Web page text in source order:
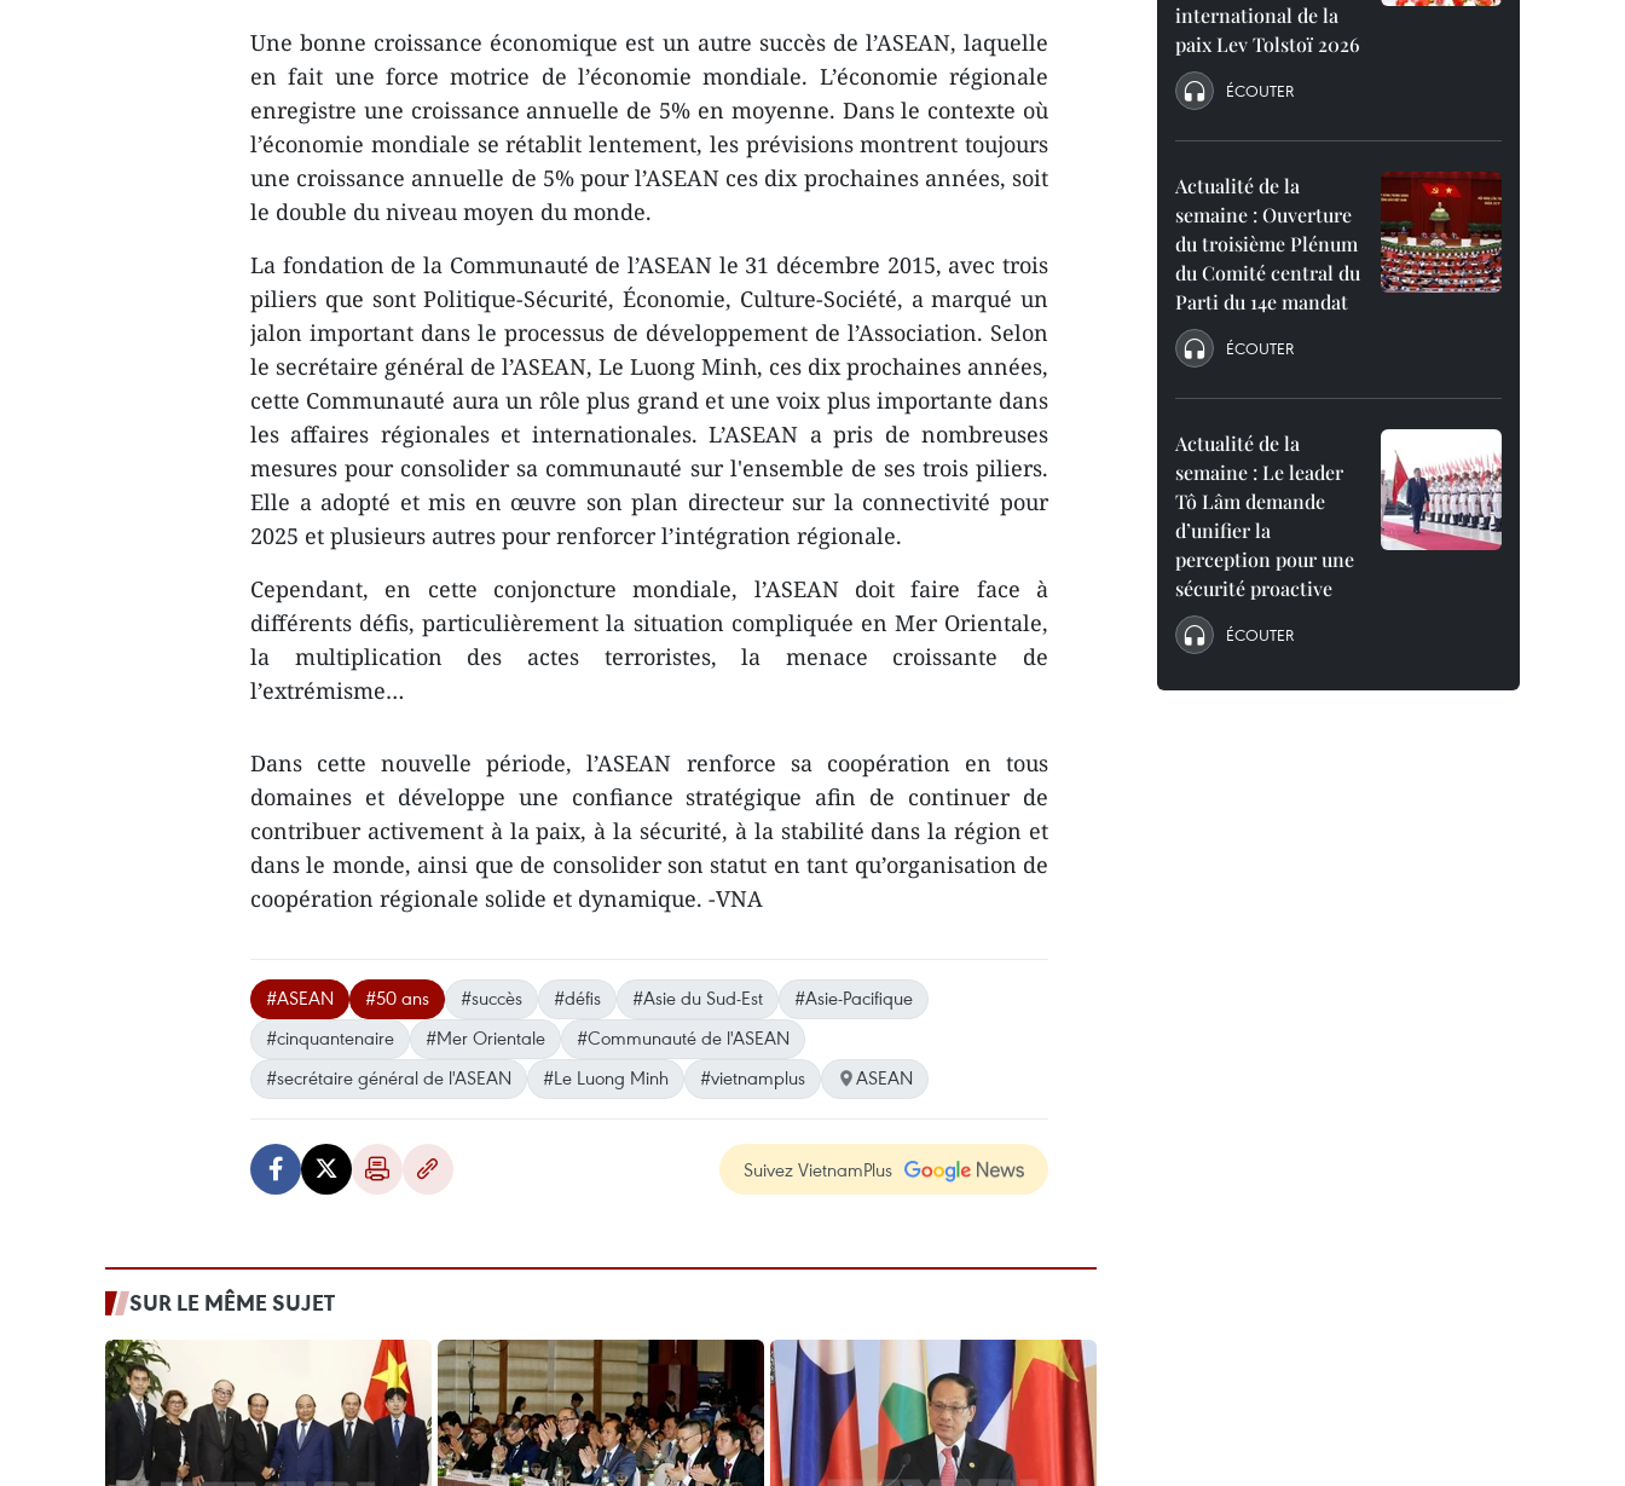
Une bonne croissance économique est un autre succès de l’ASEAN, laquelle
en fait une force motrice de l’économie mondiale. L’économie régionale
enregistre une croissance annuelle de 5% en moyenne. Dans le contexte où
l’économie mondiale se rétablit lentement, les prévisions montrent toujours
une croissance annuelle de 5% pou​r l’ASEAN ​ces dix prochaines années, soit
le double du niveau moyen du monde.
La fondation de la Communauté de l’ASEAN le 31 décembre 2015, avec trois
piliers que sont Politique-Sécurité, Économie, Culture-Société, a marqué un
jalon important dans le processus de développement de l’Association. Selon
le secrétaire général de l’ASEAN, Le Luong Minh, ​ces dix prochaines années,
cette Communauté aura un rôle plus grand et une voix plus importante dans
les affaires régionales et internationales. L’ASEAN a pris de nombreuses
mesures pour consolider sa communauté sur l'ensemble de ses trois piliers.
Elle a adopté et mis en œuvre son plan directeur sur la connectivité pour
2025 et plusieurs autres pour renforcer l’intégration régionale.
Cependant, en cette conjoncture mondiale, l’ASEAN doit faire face à
différents défis, particulièrement la situation compliquée en Mer Orientale,
la multiplication des actes terroristes, la menace croissante de
l’extrémisme…
Dans cette nouvelle période, l’ASEAN renforce sa coopération en tous
domaines et développe une confiance stratégique afin de continuer de
contribuer activement à la paix, à la sécurité, à la stabilité dans la région et
dans le monde, ainsi que de consolider son statut en tant qu’organisation de
coopération régionale solide et dynamique. -VNA
#ASEAN #50 ans #succès #défis #Asie du Sud-Est
#Asie-Pacifique
#cinquantenaire
#Mer Orientale
#Communauté de l'ASEAN
#secrétaire général de l'ASEAN
#Le Luong Minh #vietnamplus ASEAN
Suivez VietnamPlus
SUR LE MÊME SUJET
international de la
paix Lev Tolstoï 2026
ÉCOUTER
Actualité de la
semaine : Ouverture
du troisième Plénum
du Comité central du
Parti du 14e mandat
ÉCOUTER
Actualité de la
semaine : Le leader
Tô Lâm demande
d’unifier la
perception pour une
sécurité proactive
ÉCOUTER